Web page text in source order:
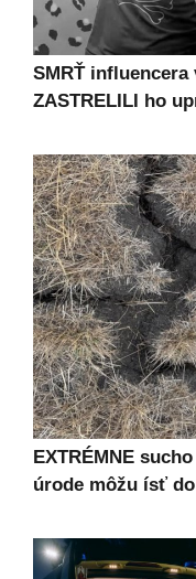
SMRŤ
ZASTRELILI ho
EXTRÉMNE
úrode môžu ísť